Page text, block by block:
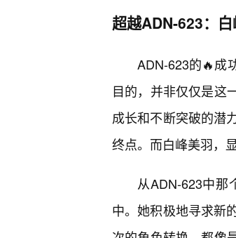
超越ADN-623：
ADN-623的🔥成
目的，并非仅仅是这
成长和不断突破的潜
终点。而白峰美羽，
从ADN-623中那
中。她积极地寻求新